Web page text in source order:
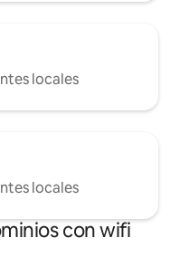
locales
locales
con wifi